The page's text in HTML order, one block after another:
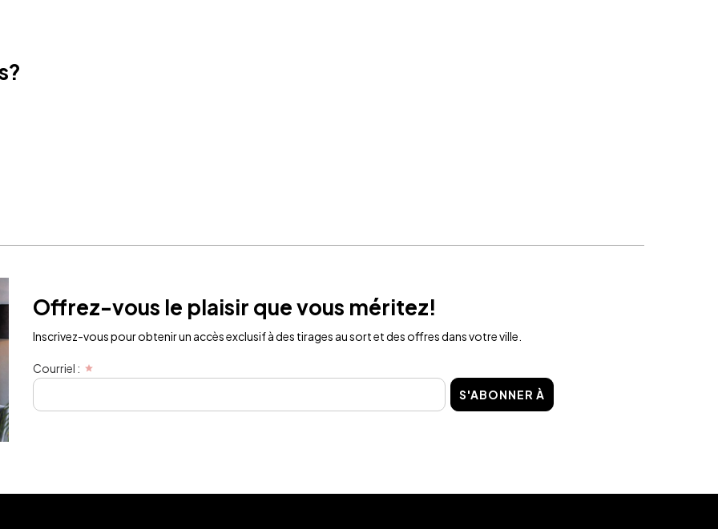
Offrez-vous le plaisir que vous méritez!
Inscrivez-vous pour obtenir un accès exclusif à des tirages au sort et des offres dans votre ville.
Courriel :
S'ABONNER À